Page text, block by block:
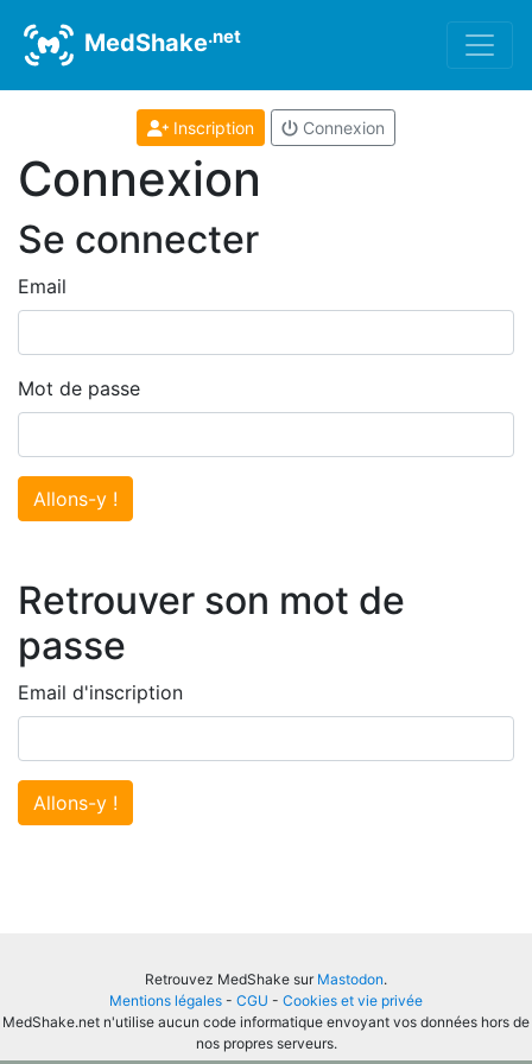
MedShake.net
Inscription Connexion
Connexion
Se connecter
Email
Mot de passe
Allons-y !
Retrouver son mot de
passe
Email d'inscription
Allons-y !
Retrouvez MedShake sur Mastodon.
Mentions légales - CGU - Cookies et vie privée
MedShake.net n'utilise aucun code informatique envoyant vos données hors de
nos propres serveurs.